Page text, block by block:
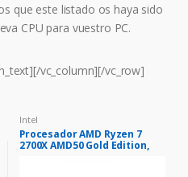
que este listado os haya sido
CPU para vuestro PC.
vc_column][/vc_row]
Intel
Procesador AMD Ryzen 7
2700X AMD50 Gold Edition,